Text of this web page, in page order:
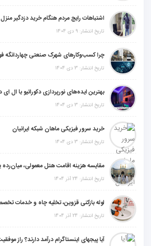
اشتباهات رایج مردم هنگام خرید دزدگیر منزل
تاریخ انتشار: 9 دی 1404
تاریخ انتشار: 3 دی 1404
تاریخ انتشار: 3 دی 1404
خرید سرور فیزیکی ماهان شبکه ایرانیان
تاریخ انتشار: 3 دی 1404
تاریخ انتشار: 24 آذر 1404
تاریخ انتشار: 24 آذر 1404